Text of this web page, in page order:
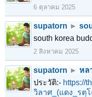
6 ตุลาคม 2025
supatorn ►
south korea
2 สิงหาคม 2025
supatorn ► หล
ประวัติ:- https://
วิลาศ_(แดง_รตฺ